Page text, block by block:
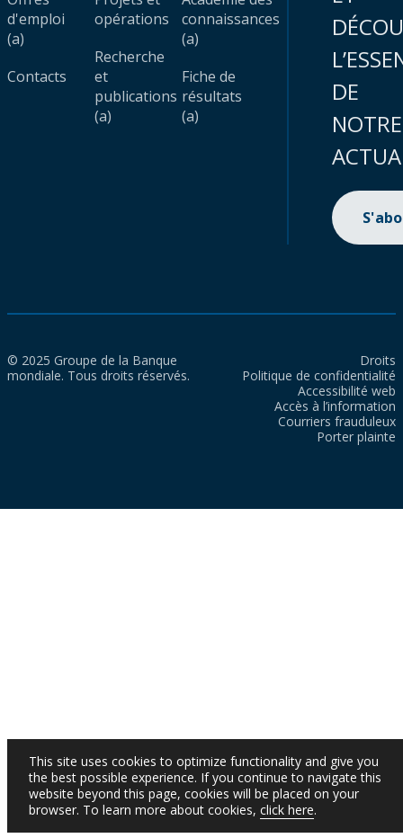
d'emploi
(a)
Contacts
opérations
Recherche
et
publications
(a)
connaissances
(a)
Fiche de
résultats
(a)
DE
NOTRE
© 2025 Groupe de la Banque
mondiale. Tous droits réservés.
Droits
Politique de confidentialité
Accessibilité web
Accès à l’information
Courriers frauduleux
Porter plainte
This site uses cookies to optimize functionality and give you
the best possible experience. If you continue to navigate this
website beyond this page, cookies will be placed on your
browser. To learn more about cookies, click here.